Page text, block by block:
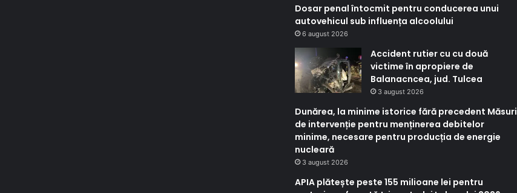
Dosar penal întocmit pentru conducerea unui
autovehicul sub influența alcoolului
6 august 2026
Accident rutier cu cu două
victime în apropiere de
Balanacncea, jud. Tulcea
3 august 2026
Dunărea, la minime istorice fără precedent Măsuri
de intervenție pentru menținerea debitelor
minime, necesare pentru producția de energie
nucleară
3 august 2026
APIA plătește peste 155 milioane lei pentru